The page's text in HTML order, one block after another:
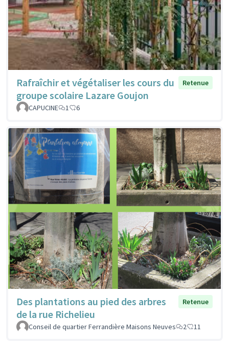
Rafraîchir et végétaliser les cours du
groupe scolaire Lazare Goujon
Retenue
CAPUCINE 1 6
Des plantations au pied des arbres
de la rue Richelieu
Retenue
Conseil de quartier Ferrandière Maisons Neuves 2 11